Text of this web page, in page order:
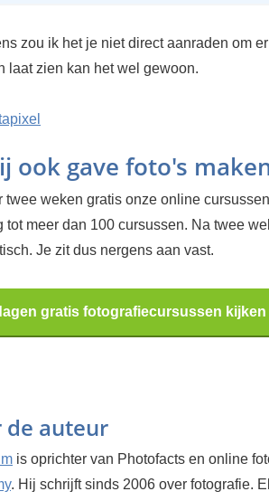
zou ik het je niet direct aanraden om
laat zien kan het wel gewoon.
ook gave foto's
twee weken gratis onze online
tot meer dan 100 cursussen. Na twee
Je zit dus nergens aan vast.
gratis fotografiecursussen kijken
de auteur
is oprichter van Photofacts en online
. Hij schrijft sinds 2006 over fotografie.